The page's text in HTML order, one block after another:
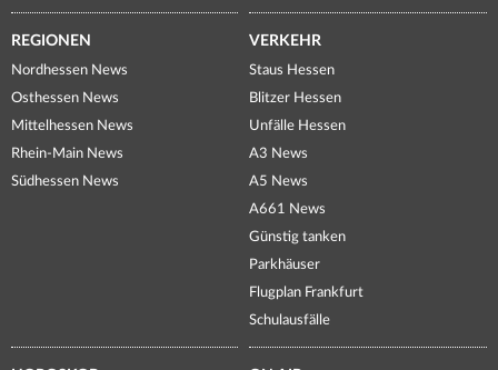
REGIONEN
Nordhessen News
Osthessen News
Mittelhessen News
Rhein-Main News
Südhessen News
VERKEHR
Staus Hessen
Blitzer Hessen
Unfälle Hessen
A3 News
A5 News
A661 News
Günstig tanken
Parkhäuser
Flugplan Frankfurt
Schulausfälle